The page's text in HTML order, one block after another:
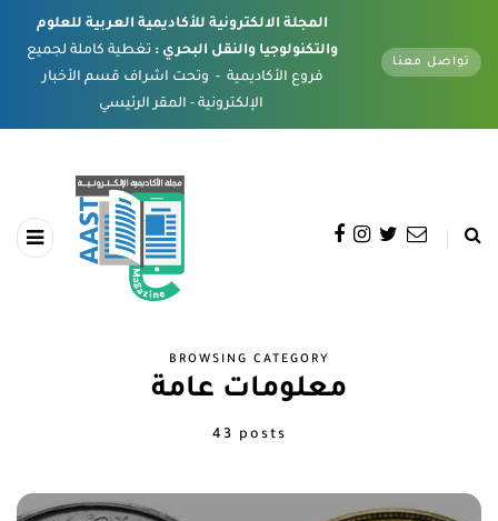
المجلة الالكترونية للأكاديمية العربية للعلوم
والتكنولوجيا والنقل البحري : تغطية كاملة لجميع
فروع الأكاديمية - وتحت اشراف قسم الأخبار
تواصل معنا
BROWSING CATEGORY
معلومات عامة
43 posts